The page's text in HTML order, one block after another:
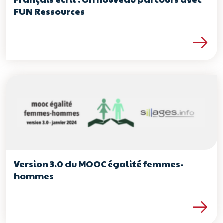
FUN Ressources
Lire la suite de
Version 3.0 du MOOC égalité femmes-
hommes
Lire la suite de